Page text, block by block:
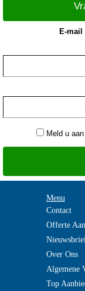
E-
Meld u aan
Menu
Contact
Offerte
Over Ons
Algemene
Top